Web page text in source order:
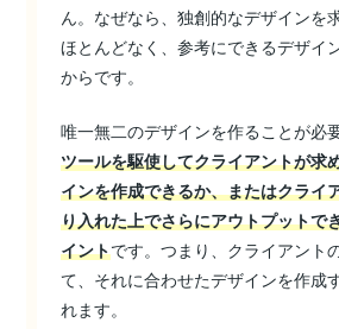
ん。なぜなら、独創的なデザインを
ほとんどなく、参考にできるデザイ
からです。
唯一無二のデザインを作ることが必
ツールを駆使してクライアントが求
インを作成できるか、またはクライ
り入れた上でさらにアウトプットで
イントです。つまり、クライアント
て、それに合わせたデザインを作成
れます。